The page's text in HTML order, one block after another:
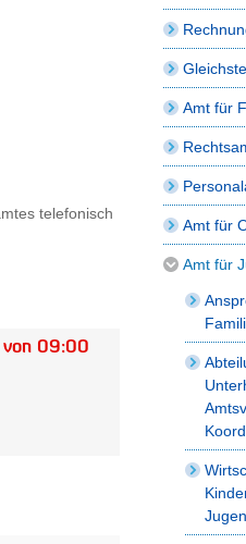
telefonisch
von 09:00
Amt für
Amt für
Amt für